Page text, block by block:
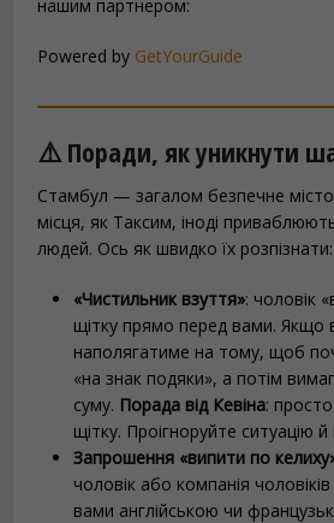
нашим партнером:
Powered by GetYourGuide
⚠️ Поради, як уникнути
Стамбул — загалом безпечне
місця, як Таксим, іноді
людей. Ось як швидко їх розпізнати:
«Чистильник взуття»: чоловік
щітку прямо перед вами. Якщо
наполягатиме на тому, щоб
«на знак подяки», а потім
суму. Порада від Кевіна:
щітку. Проігноруйте ситуацію й
Запрошення «випити по
чоловік або компанія
вами англійською чи